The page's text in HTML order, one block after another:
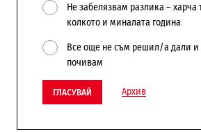
Не забелязвам разлика – харча
колкото и миналата година
Все още не съм решил/а дали и
почивам
ГЛАСУВАЙ Архив